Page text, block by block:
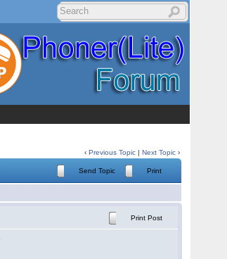
‹Previous Topic |Next Topic ›
Send Topic Print
Print Post